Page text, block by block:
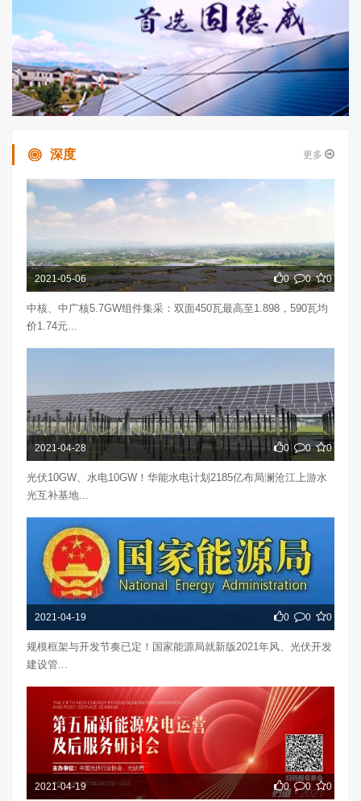
深度 更多
2021-05-06 0 0 0
中核、中广核5.7GW组件集采：双面450瓦最高至1.898，590瓦均
价1.74元...
2021-04-28 0 0 0
光伏10GW、水电10GW！华能水电计划2185亿布局澜沧江上游水
光互补基地...
2021-04-19 0 0 0
规模框架与开发节奏已定！国家能源局就新版2021年风、光伏开发
建设管...
2021-04-19 0 0 0